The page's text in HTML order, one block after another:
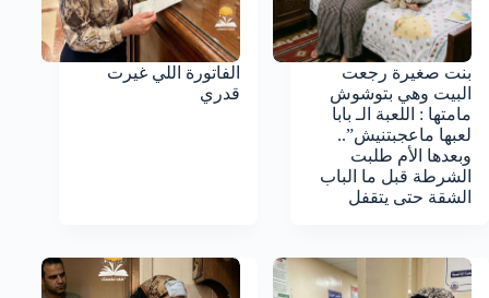
بنت صغيرة رجعت
البيت وهي بتوشوش
مامتها : اللعبة الـ بابا
لعبها ماعجبتنيش”..
وبعدها الأم طلبت
الشرطة قبل ما الباب
الشقة حتى يتقفل
الفاتورة اللي غيرت
قدري